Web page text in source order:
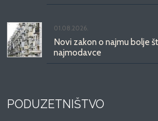
01.08.2026.
Novi zakon o najmu bolje
najmodavce
PODUZETNIŠTVO